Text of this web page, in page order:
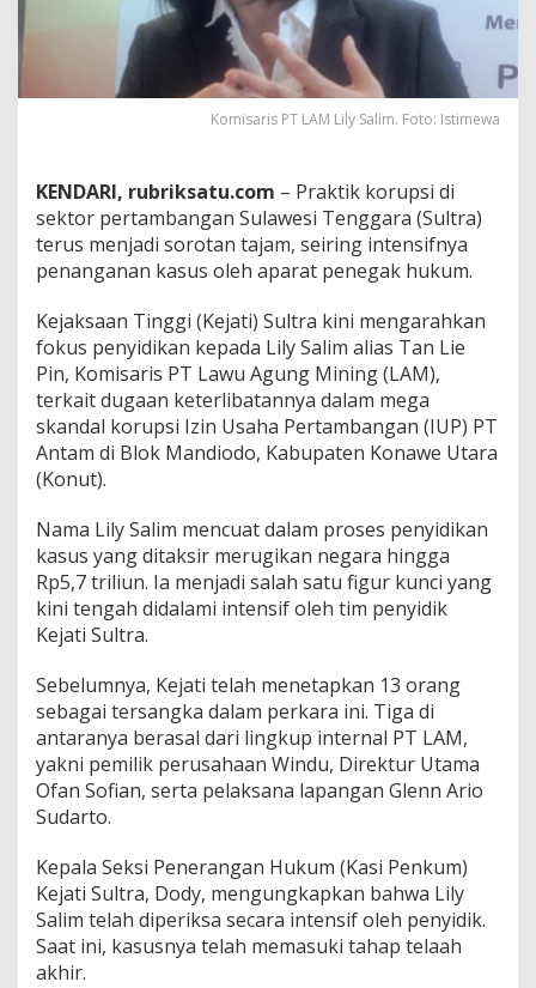
5
r
l
i
u
,
K
e
j
a
t
i
S
t
r
a
B
i
k
K
o
m
i
s
s
P
T
L
Komisaris PT LAM Lily Salim. Foto: Istimewa
KENDARI, rubriksatu.com – Praktik korupsi di
sektor pertambangan Sulawesi Tenggara (Sultra)
terus menjadi sorotan tajam, seiring intensifnya
penanganan kasus oleh aparat penegak hukum.
Kejaksaan Tinggi (Kejati) Sultra kini mengarahkan
fokus penyidikan kepada Lily Salim alias Tan Lie
Pin, Komisaris PT Lawu Agung Mining (LAM),
terkait dugaan keterlibatannya dalam mega
skandal korupsi Izin Usaha Pertambangan (IUP) PT
Antam di Blok Mandiodo, Kabupaten Konawe Utara
(Konut).
Nama Lily Salim mencuat dalam proses penyidikan
kasus yang ditaksir merugikan negara hingga
Rp5,7 triliun. Ia menjadi salah satu figur kunci yang
kini tengah didalami intensif oleh tim penyidik
Kejati Sultra.
Sebelumnya, Kejati telah menetapkan 13 orang
sebagai tersangka dalam perkara ini. Tiga di
antaranya berasal dari lingkup internal PT LAM,
yakni pemilik perusahaan Windu, Direktur Utama
Ofan Sofian, serta pelaksana lapangan Glenn Ario
Sudarto.
Kepala Seksi Penerangan Hukum (Kasi Penkum)
Kejati Sultra, Dody, mengungkapkan bahwa Lily
Salim telah diperiksa secara intensif oleh penyidik.
Saat ini, kasusnya telah memasuki tahap telaah
akhir.